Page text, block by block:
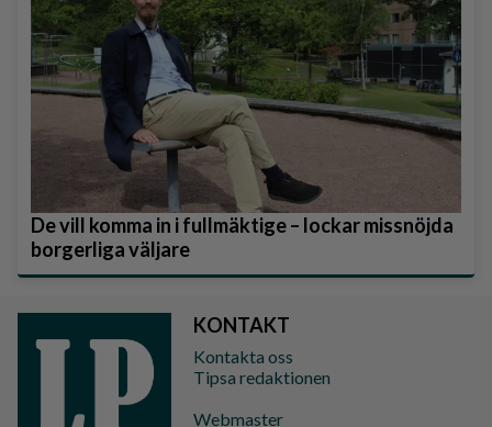
De vill komma in i fullmäktige – lockar missnöjda
borgerliga väljare
KONTAKT
Kontakta oss
Tipsa redaktionen
Webmaster